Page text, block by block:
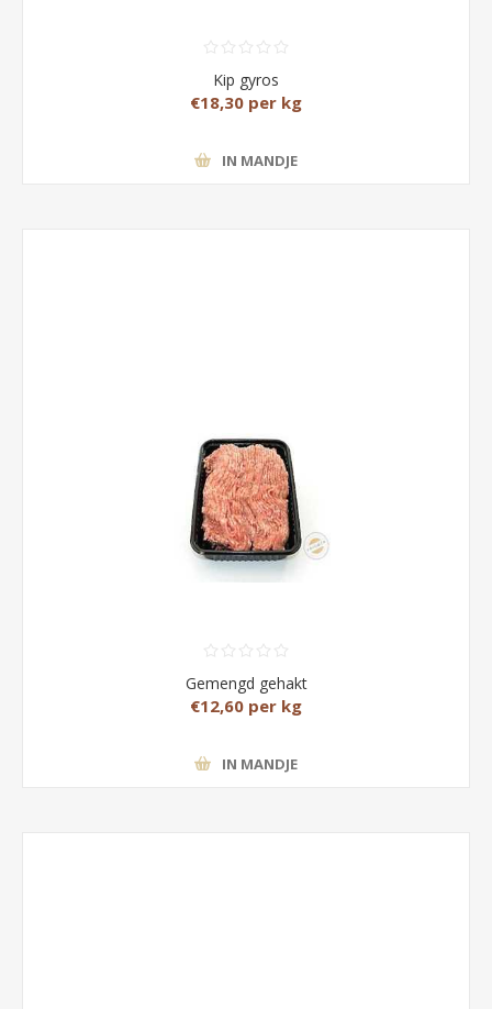
Kip gyros
€18,30 per kg
IN MANDJE
Gemengd gehakt
€12,60 per kg
IN MANDJE